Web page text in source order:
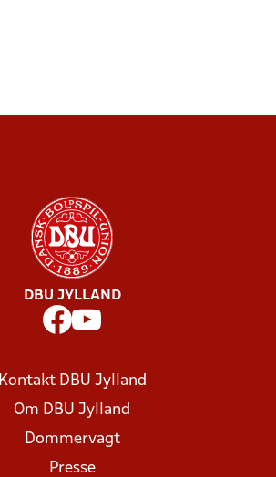
DBU JYLLAND
Kontakt DBU Jylland
Om DBU Jylland
Dommervagt
Presse